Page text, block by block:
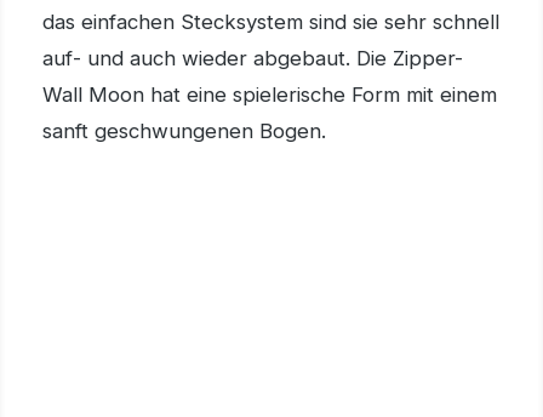
das einfachen Stecksystem sind sie sehr schnell
auf- und auch wieder abgebaut. Die Zipper-
Wall Moon hat eine spielerische Form mit einem
sanft geschwungenen Bogen.